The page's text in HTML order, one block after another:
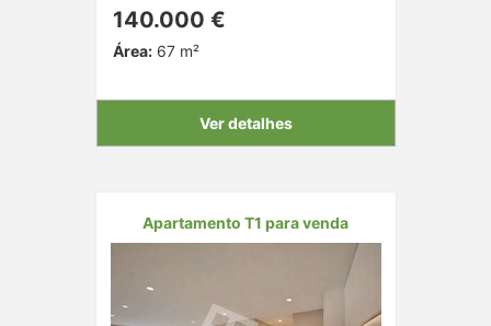
140.000 €
Área:67 m²
Ver detalhes
Apartamento T1 para venda